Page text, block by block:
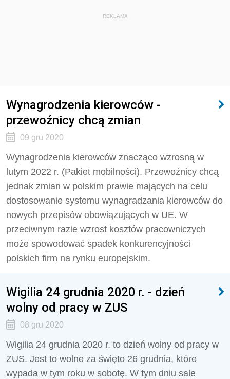
REKLAMA
Wynagrodzenia kierowców -
przewoźnicy chcą zmian
09 gru 2020
Wynagrodzenia kierowców znacząco wzrosną w
lutym 2022 r. (Pakiet mobilności). Przewoźnicy chcą
jednak zmian w polskim prawie mających na celu
dostosowanie systemu wynagradzania kierowców do
nowych przepisów obowiązujących w UE. W
przeciwnym razie wzrost kosztów pracowniczych
może spowodować spadek konkurencyjności
polskich firm na rynku europejskim.
Wigilia 24 grudnia 2020 r. - dzień
wolny od pracy w ZUS
08 gru 2020
Wigilia 24 grudnia 2020 r. to dzień wolny od pracy w
ZUS. Jest to wolne za święto 26 grudnia, które
wypada w tym roku w sobotę. W tym dniu sale